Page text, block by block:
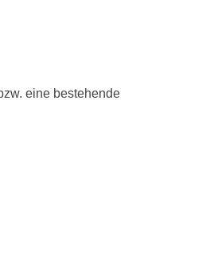
eine bestehende